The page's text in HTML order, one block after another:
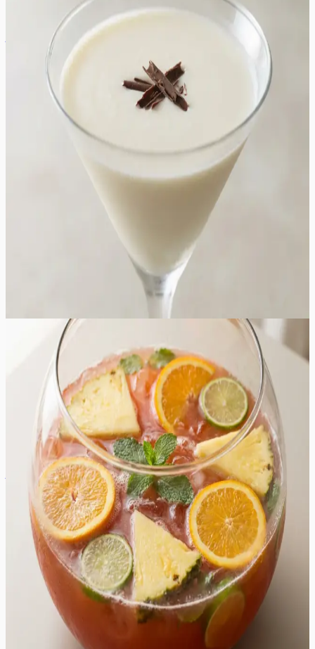
White chocolate martini on luksuslik ja sametine kokteil,
mis pakub tõelist naudingut igale magusasõbrale. See
jook on oma olemuselt pigem vedel magustoit kui
tavaline kokteil, ühendades endas kreemja tekstuuri ja
rikkaliku valge šokolaadi aroomi. Joogi siidine
konsistents tuleneb kvaliteetsest kooresegust ja
likööridest, mis loovad suus sulava elamuse. Valge
šokolaadi magusust tasakaalustab peenelt vanilliviin,
andes joogile vajaliku sügavuse ja täidluse. See kokteil
sobib ideaalselt talvisteks õhtuteks, pakkudes soojust ja
hubasust isegi siis, kui jook ise on jääkülm. See on
suurepärane valik pidulikeks sündmusteks, pühade
tähistamiseks või õhtusöögi lõpetamiseks digestiivina.
Joogi välimus on puhas ja elegantne, meenutades
värskelt langenud lund, mida kroonivad tumeda
šokolaadi laastud. Iga lonks pakub harmoonilist
kombinatsiooni jahedusest, koorese pehmusest ja
šokolaadi luksuslikust maitsest, muutes selle kokteili
unustamatuks osaks igast peolauast.
4.6
Bool alkoholiga
See värskendav bool alkoholiga on täiuslik peojook, mis
ühendab endas troopilised puuviljamahlad, särtsaka
tsitruse ja kvaliteetse viina. Joogi süda peitub punase
puuviljapunši, ananassimahla ja apelsinimahla
harmoonilises koosluses, mida tasakaalustab värskelt
pressitud laimimahl. Mullitav sidruni-laimi limonaad lisab
joogile kergust ja pidulikkust, muutes selle ideaalseks
valikuks suurtele seltskondadele ja suvistele
koosviibimistele. Maitseprofiil on ühtaegu magus ja
hapukas, kus alkoholi teravus on peidetud puuviljaste
kihtide vahele, pakkudes samas meeldivat jahutust. Jook
näeb serveerimiskausis imeline välja, eriti kui seda
kaunistada värskete puuviljaviilude ja mündilehtedega,
mis lisavad joogile ka ahvatlevat aromaatsust. See on
suurepärane valik aiapidudeks, sünnipäevadeks või
muudeks tähistamisteks, kus soovitakse pakkuda midagi
enamat kui lihtsalt tavalist kokteili. Tänu oma lihtsale
valmistusviisile ja suurele kogusele on see võõrustaja
unistus, võimaldades külalistel end ise teenindada.